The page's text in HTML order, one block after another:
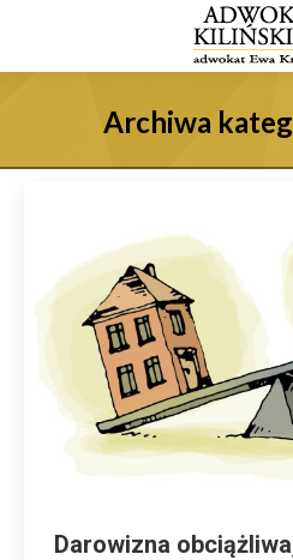
Archiwa
Darowizna